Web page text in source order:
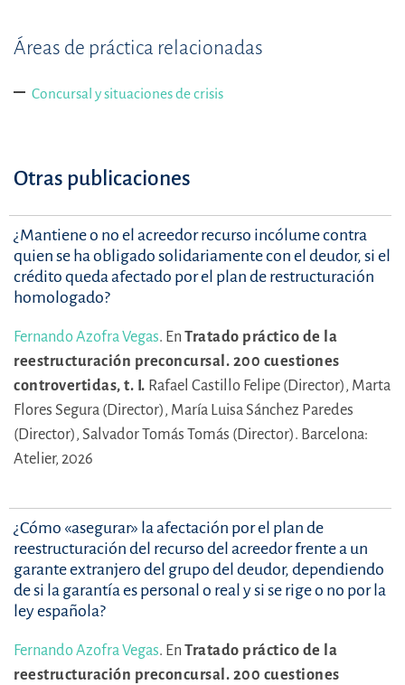
Áreas de práctica relacionadas
Concursal y situaciones de crisis
Otras publicaciones
¿Mantiene o no el acreedor recurso incólume contra
quien se ha obligado solidariamente con el deudor, si el
crédito queda afectado por el plan de restructuración
homologado?
Fernando Azofra Vegas. EnTratado práctico de la
reestructuración preconcursal. 200 cuestiones
controvertidas, t. I. Rafael Castillo Felipe (Director), Marta
Flores Segura (Director), María Luisa Sánchez Paredes
(Director), Salvador Tomás Tomás (Director). Barcelona:
Atelier, 2026
¿Cómo «asegurar» la afectación por el plan de
reestructuración del recurso del acreedor frente a un
garante extranjero del grupo del deudor, dependiendo
de si la garantía es personal o real y si se rige o no por la
ley española?
Fernando Azofra Vegas. EnTratado práctico de la
reestructuración preconcursal. 200 cuestiones